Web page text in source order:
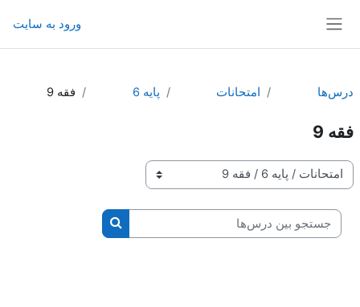
ورود به سایت
درس‌ها امتحانات پايه 6 فقه 9
فقه 9
طبقه‌های درسی
جستجو بین درس‌ها
جستجو بین درس‌ها